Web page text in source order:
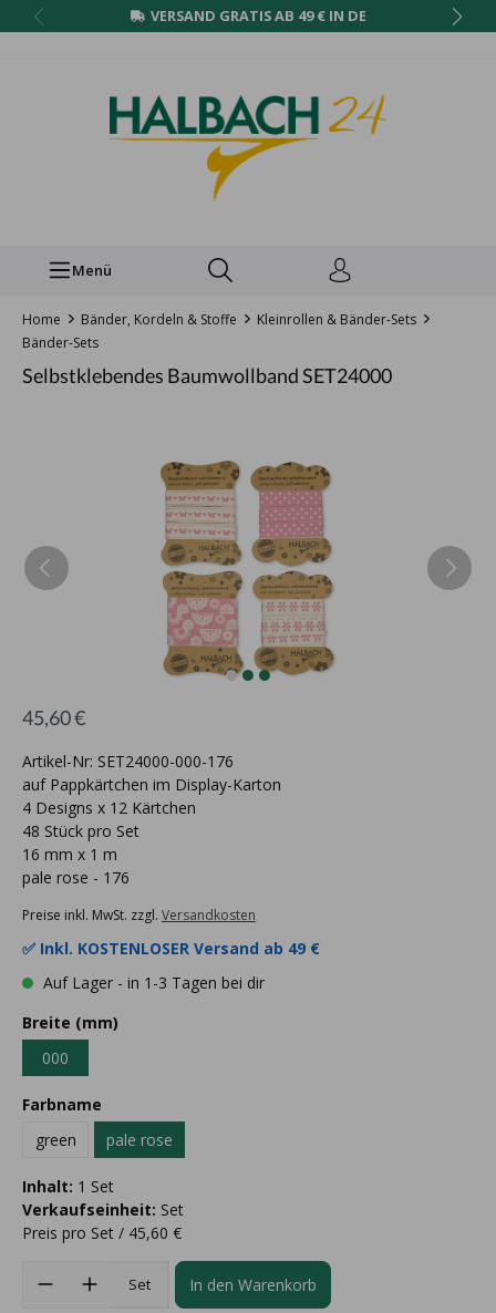
VERSAND GRATIS AB 49 € IN DE
Menü
Home Bänder, Kordeln & Stoffe
Kleinrollen & Bänder-Sets
Bänder-Sets
Selbstklebendes Baumwollband SET24000
45,60 €
Artikel-Nr: SET24000-000-176
auf Pappkärtchen im Display-Karton
4 Designs x 12 Kärtchen
48 Stück pro Set
16 mm x 1 m
pale rose - 176
Preise inkl. MwSt. zzgl. Versandkosten
✅ Inkl. KOSTENLOSER Versand ab 49 €
Auf Lager - in 1-3 Tagen bei dir
Breite (mm)
000
Farbname
green
pale rose
Inhalt: 1 Set
Verkaufseinheit: Set
Preis pro Set / 45,60 €
Set In den Warenkorb